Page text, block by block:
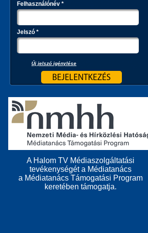
Felhasználónév *
Jelszó *
Új jelszó igénylése
A Halom TV Médiaszolgáltatási
tevékenységét a Médiatanács
a Médiatanács Támogatási Program
keretében támogatja.